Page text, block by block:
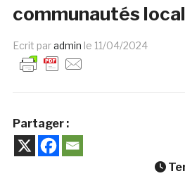
communautés
Ecrit paradmin le 11/04/2024
Partager :